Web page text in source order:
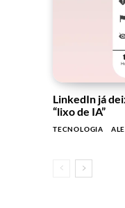
LinkedIn já
“lixo de IA”
TECNOLOGIA